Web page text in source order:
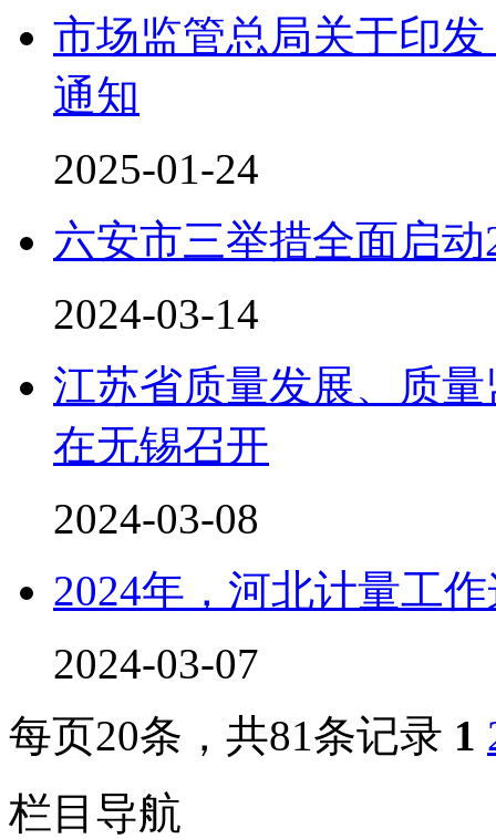
市场监管总局关于印
通知
2025-01-24
六安市三举措全面启
2024-03-14
江苏省质量发展、质
在无锡召开
2024-03-08
2024年，河北计量工
2024-03-07
每页20条，共81条记录 1
栏目导航